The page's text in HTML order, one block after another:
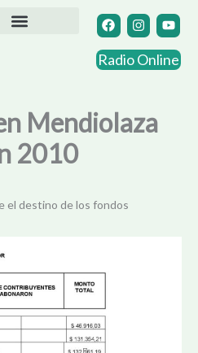
F
a
c
e
b
I
n
s
t
a
m
Y
o
u
t
u
Radio Online
Mendiolaza
2010
el destino de los fondos